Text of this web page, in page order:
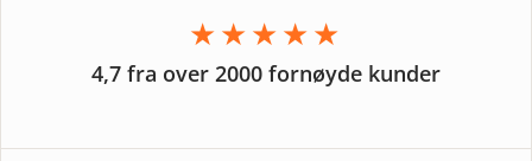
★★★★★
4,7 fra over 2000 fornøyde kunder